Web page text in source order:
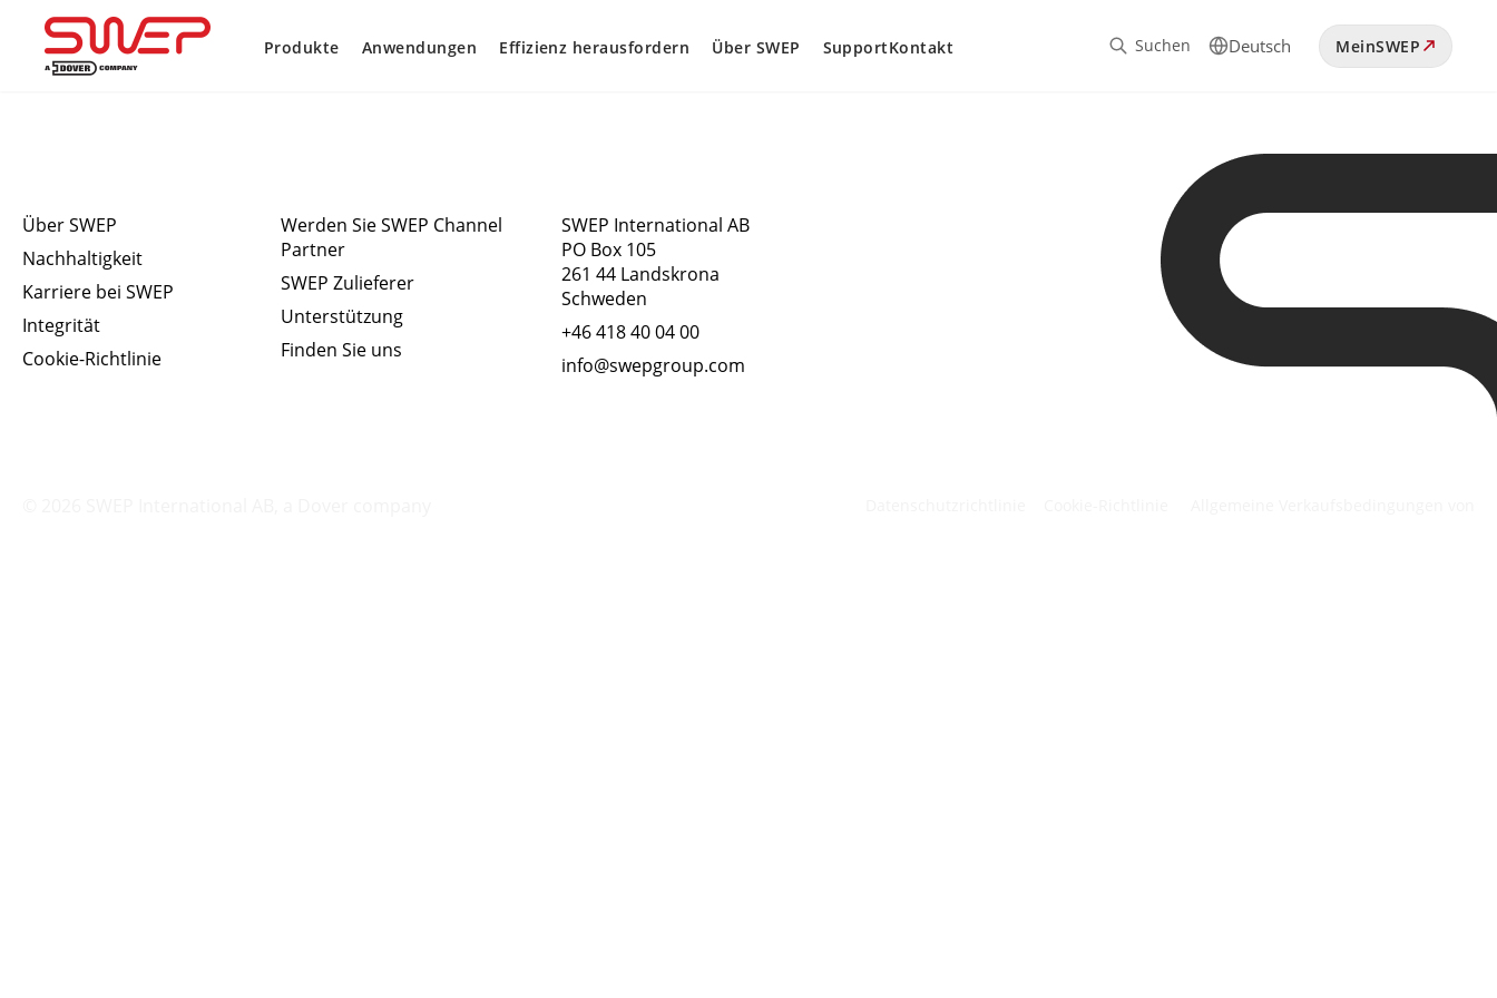
Produkte Anwendungen Effizienz herausfordern Über SWEP SupportKontakt Suchen Deutsch MeinSWEP
Über SWEP
Nachhaltigkeit
Karriere bei SWEP
Integrität
Cookie-Richtlinie
Werden Sie SWEP Channel
Partner
SWEP Zulieferer
Unterstützung
Finden Sie uns
SWEP International AB
PO Box 105
261 44 Landskrona
Schweden
+46 418 40 04 00
info@swepgroup.com